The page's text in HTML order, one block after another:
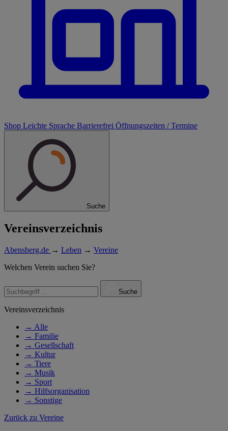
Shop Leichte Sprache Barrierefrei Öffnungszeiten / Termine
Suche
Vereinsverzeichnis
Abensberg.de → Leben → Vereine
Welchen Verein suchen Sie?
Suche
Vereinsverzeichnis
→ Alle
→ Familie
→ Gesellschaft
→ Kultur
→ Tiere
→ Musik
→ Sport
→ Hilfsorganisation
→ Sonstige
Zurück zu Vereine